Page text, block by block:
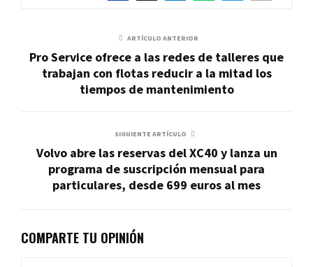
ARTÍCULO ANTERIOR
Pro Service ofrece a las redes de talleres que
trabajan con flotas reducir a la mitad los
tiempos de mantenimiento
SIGUIENTE ARTÍCULO
Volvo abre las reservas del XC40 y lanza un
programa de suscripción mensual para
particulares, desde 699 euros al mes
COMPARTE TU OPINIÓN